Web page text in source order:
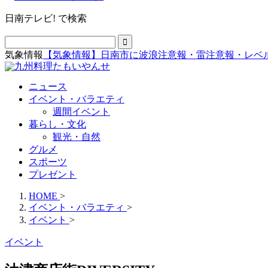
日南テレビ! で検索
気象情報 【気象情報】日南市に波浪注意報・雷注意報・レベ
ニュース
イベント・バラエティ
週間イベント
暮らし・文化
観光・自然
グルメ
スポーツ
プレゼント
HOME >
イベント・バラエティ >
イベント >
イベント